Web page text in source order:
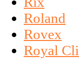
Roland
Rovex
Royal